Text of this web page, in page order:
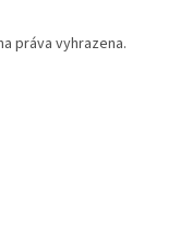
práva vyhrazena.